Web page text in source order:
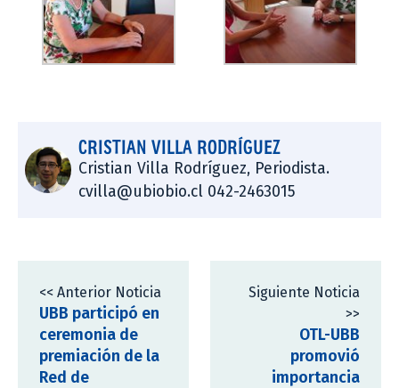
CRISTIAN VILLA RODRÍGUEZ
Cristian Villa Rodríguez, Periodista.
cvilla@ubiobio.cl 042-2463015
<< Anterior Noticia
UBB participó en
ceremonia de
premiación de la
Red de
Siguiente Noticia
>>
OTL-UBB
promovió
importancia